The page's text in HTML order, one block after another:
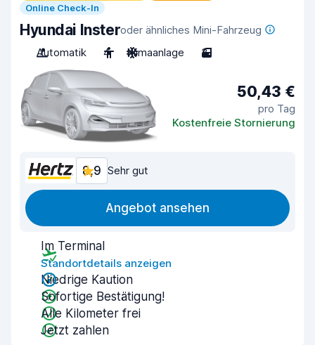
Online Check-In
Hyundai Insteroder ähnliches Mini-Fahrzeug
Automatik
4 Klimaanlage 3
50,43 €
pro Tag
Kostenfreie Stornierung
8,9 Sehr gut
Angebot ansehen
Im Terminal
Standortdetails anzeigen
Niedrige Kaution
Sofortige Bestätigung!
Alle Kilometer frei
Jetzt zahlen